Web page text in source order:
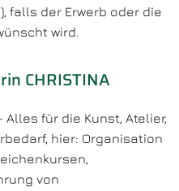
falls der Erwerb oder die
wird.
CHRISTINA
Alles für die Kunst, Atelier,
hier: Organisation
von